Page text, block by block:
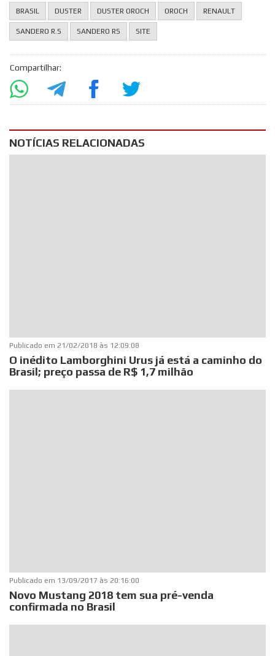
BRASIL DUSTER DUSTER OROCH OROCH RENAULT
SANDERO R.S SANDERO RS SITE
Compartilhar:
NOTÍCIAS RELACIONADAS
Publicado em 21/02/2018 às 12:09:08
O inédito Lamborghini Urus já está a caminho do
Brasil; preço passa de R$ 1,7 milhão
Publicado em 13/09/2017 às 20:16:00
Novo Mustang 2018 tem sua pré-venda
confirmada no Brasil